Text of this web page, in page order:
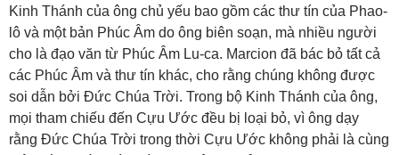
Kinh Thánh của ông chủ yếu bao gồm các thư tín của Phao-
lô và một bản Phúc Âm do ông biên soạn, mà nhiều người
cho là đạo văn từ Phúc Âm Lu-ca. Marcion đã bác bỏ tất cả
các Phúc Âm và thư tín khác, cho rằng chúng không được
soi dẫn bởi Đức Chúa Trời. Trong bộ Kinh Thánh của ông,
mọi tham chiếu đến Cựu Ước đều bị loại bỏ, vì ông dạy
rằng Đức Chúa Trời trong thời Cựu Ước không phải là cùng